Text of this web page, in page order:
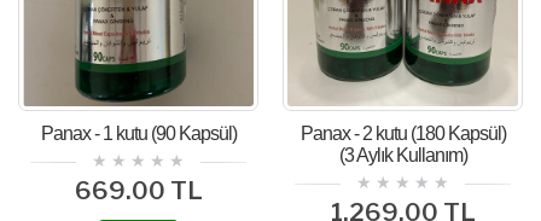
Panax - 1 kutu (90 Kapsül)
669.00 TL
Panax - 2 kutu (180 Kapsül)
(3 Aylık Kullanım)
1,269.00 TL